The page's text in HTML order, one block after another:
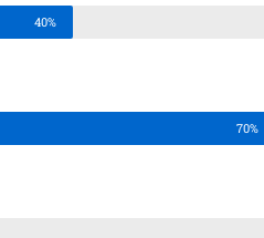
40%
70%